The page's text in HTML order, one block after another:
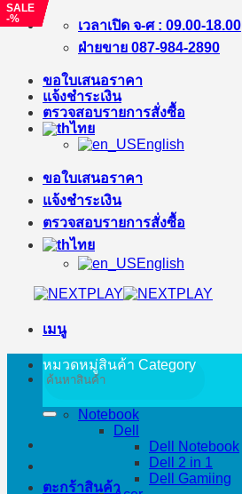
ข้าม
เนื้อหา
เวลาเปิด จ-ศ : 09.00-18.00
ฝ่ายขาย 087-984-2890
ขอใบเสนอราคา
แจ้งชำระเงิน
ตรวจสอบรายการสั่งซื้อ
ไทย
English
ขอใบเสนอราคา
แจ้งชำระเงิน
ตรวจสอบรายการสั่งซื้อ
ไทย
English
เมนู
ค้นหา:
ตะกร้าสินค้า
หมวดหมู่สินค้า Category
Notebook
Dell
Dell Notebook
Dell 2 in 1
Dell Gamiing
SALE
-%
SALE
-%
SALE
-%
SALE
-%
SALE
-%